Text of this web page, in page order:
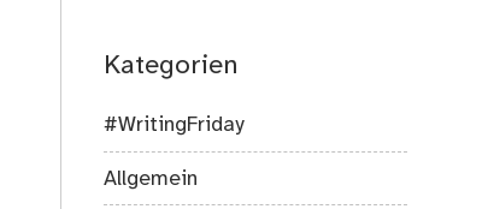
Kategorien
#WritingFriday
Allgemein